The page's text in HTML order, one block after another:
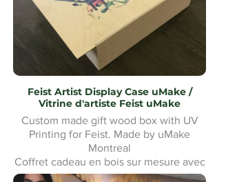
Feist Artist Display Case uMake /
Vitrine d'artiste Feist uMake
Custom made gift wood box with UV
Printing for Feist. Made by uMake
Montreal
Coffret cadeau en bois sur mesure avec
impression UV pour Feist. Fabriqué par